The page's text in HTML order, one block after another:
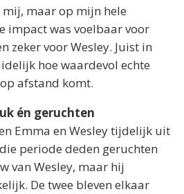
maar op mijn hele
impact was voelbaar voor
zeker voor Wesley. Juist in
hoe waardevol echte
afstand komt.
én geruchten
Emma en Wesley tijdelijk uit
periode deden geruchten
van Wesley, maar hij
De twee bleven elkaar